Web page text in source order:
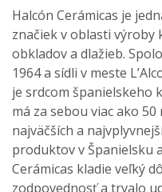
Halcón Cerámicas je
značiek v oblasti výroby
obkladov a dlažieb.
1964 a sídli v meste
je srdcom španielskeho
má za sebou viac ako
najväčších a
produktov v Španielsku
Cerámicas kladie veľký
zodpovednosť a trvalo